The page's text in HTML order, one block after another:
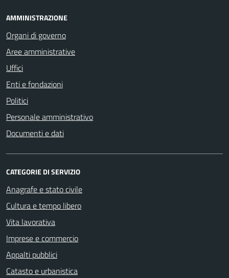
AMMINISTRAZIONE
Organi di governo
Aree amministrative
Uffici
Enti e fondazioni
Politici
Personale amministrativo
Documenti e dati
CATEGORIE DI SERVIZIO
Anagrafe e stato civile
Cultura e tempo libero
Vita lavorativa
Imprese e commercio
Appalti pubblici
Catasto e urbanistica